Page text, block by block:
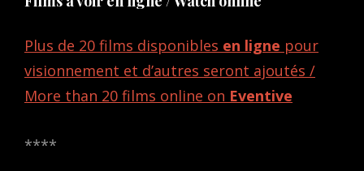
Plus de 20 films disponibles en ligne pour
visionnement et d’autres seront ajoutés /
More than 20 films online on Eventive
****